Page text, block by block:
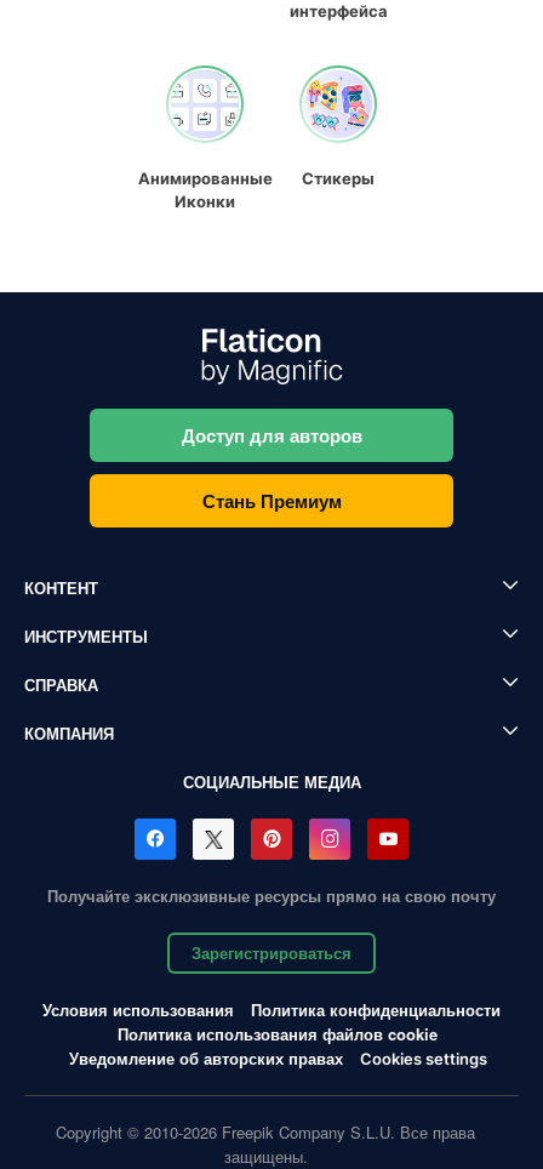
интерфейса
Анимированные
Иконки
Стикеры
Доступ для авторов
Стань Премиум
КОНТЕНТ
ИНСТРУМЕНТЫ
СПРАВКА
КОМПАНИЯ
СОЦИАЛЬНЫЕ МЕДИА
Получайте эксклюзивные ресурсы прямо на свою почту
Зарегистрироваться
Условия использования
Политика конфиденциальности
Политика использования файлов cookie
Уведомление об авторских правах
Cookies settings
Copyright © 2010-2026 Freepik Company S.L.U. Все права
защищены.